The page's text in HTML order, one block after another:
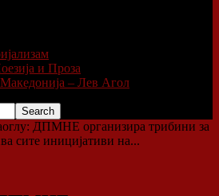
и Проза
– Лев Агол
ДПМНЕ организира трибини за
сите иницијативи на...